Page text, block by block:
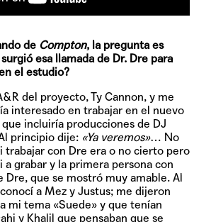
de Compton, la pregunta es
esa llamada de Dr. Dre para
el estudio?
del proyecto, Ty Cannon, y me
interesado en trabajar en el nuevo
incluiría producciones de DJ
principio dije: «Ya veremos»… No
trabajar con Dre era o no cierto pero
a grabar y la primera persona con
Dre, que se mostró muy amable. Al
a Mez y Justus; me dijeron
mi tema «Suede» y que tenían
y Khalil que pensaban que se